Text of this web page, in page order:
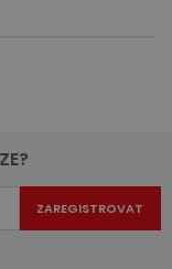
ZAREGISTROVAT